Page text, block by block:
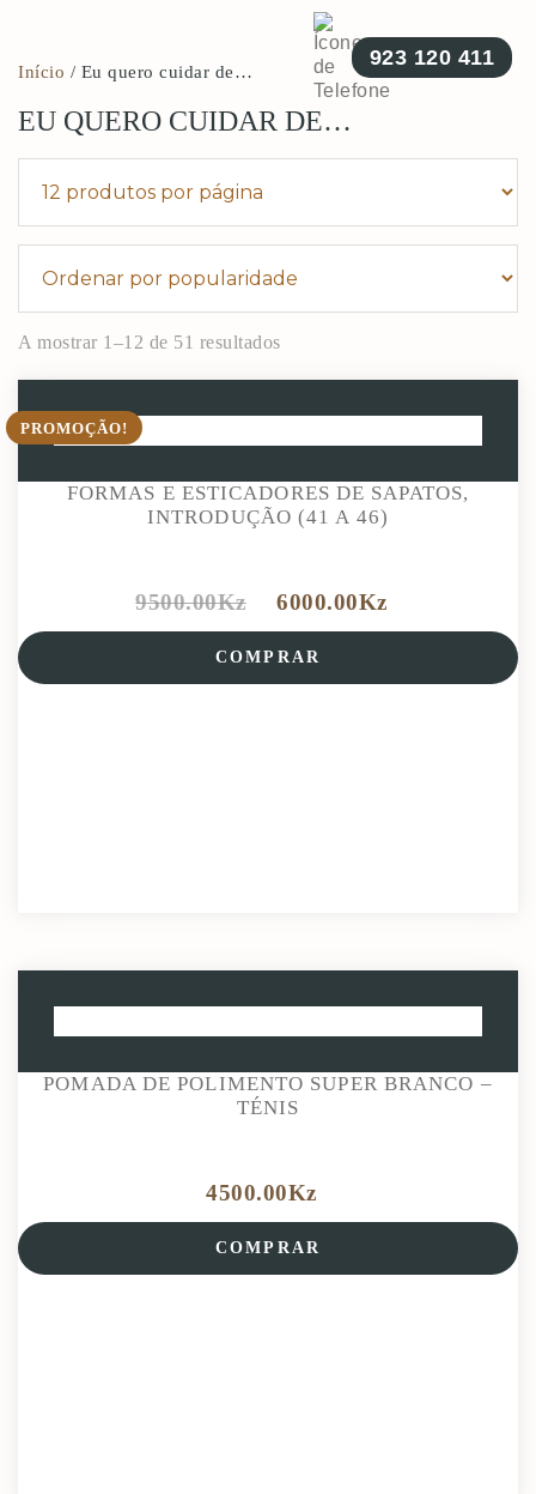
923 120 411
Início / Eu quero cuidar de…
EU QUERO CUIDAR DE…
A mostrar 1–12 de 51 resultados
PROMOÇÃO!
FORMAS E ESTICADORES DE SAPATOS,
INTRODUÇÃO (41 A 46)
9500.00Kz 6000.00Kz
COMPRAR
POMADA DE POLIMENTO SUPER BRANCO –
TÉNIS
4500.00Kz
COMPRAR